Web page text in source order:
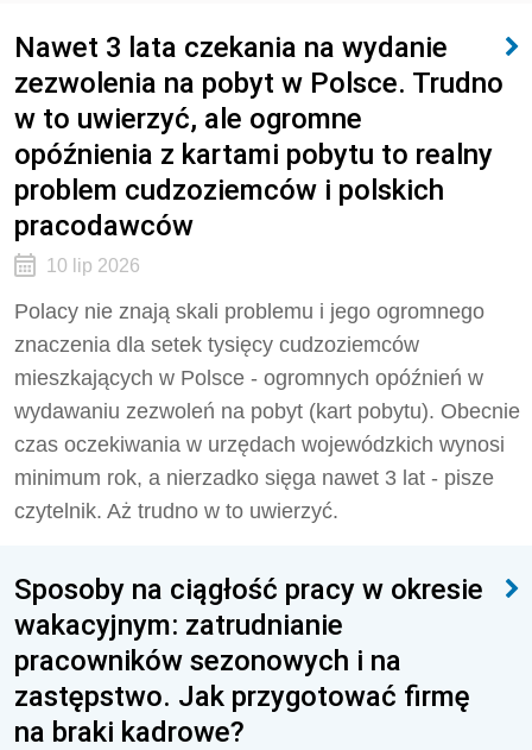
Nawet 3 lata czekania na wydanie
zezwolenia na pobyt w Polsce. Trudno
w to uwierzyć, ale ogromne
opóźnienia z kartami pobytu to realny
problem cudzoziemców i polskich
pracodawców
10 lip 2026
Polacy nie znają skali problemu i jego ogromnego
znaczenia dla setek tysięcy cudzoziemców
mieszkających w Polsce - ogromnych opóźnień w
wydawaniu zezwoleń na pobyt (kart pobytu). Obecnie
czas oczekiwania w urzędach wojewódzkich wynosi
minimum rok, a nierzadko sięga nawet 3 lat - pisze
czytelnik. Aż trudno w to uwierzyć.
Sposoby na ciągłość pracy w okresie
wakacyjnym: zatrudnianie
pracowników sezonowych i na
zastępstwo. Jak przygotować firmę
na braki kadrowe?